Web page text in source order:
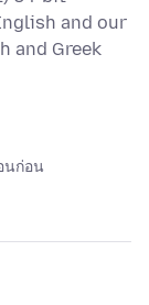
and our
and Greek
นก่อน